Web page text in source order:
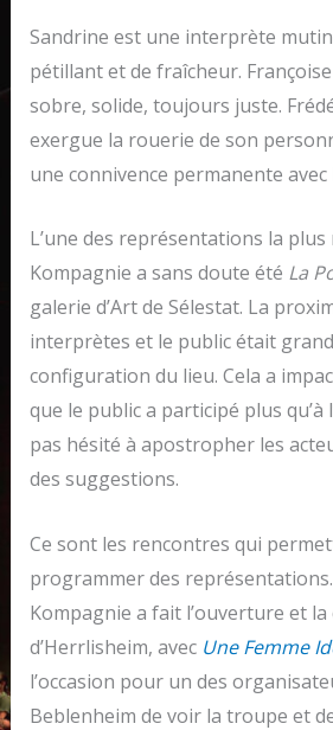
Sandrine est une interprète
pétillant et de fraîcheur.
sobre, solide, toujours juste.
exergue la rouerie de son
une connivence permanente avec
L’une des représentations la
Kompagnie a sans doute été La
galerie d’Art de Sélestat. La
interprètes et le public était
configuration du lieu. Cela a
que le public a participé plus qu’à
pas hésité à apostropher les
des suggestions.
Ce sont les rencontres qui
programmer des
Kompagnie a fait l’ouverture et
d’Herrlisheim, avec Une Femme
l’occasion pour un des
Beblenheim de voir la troupe et